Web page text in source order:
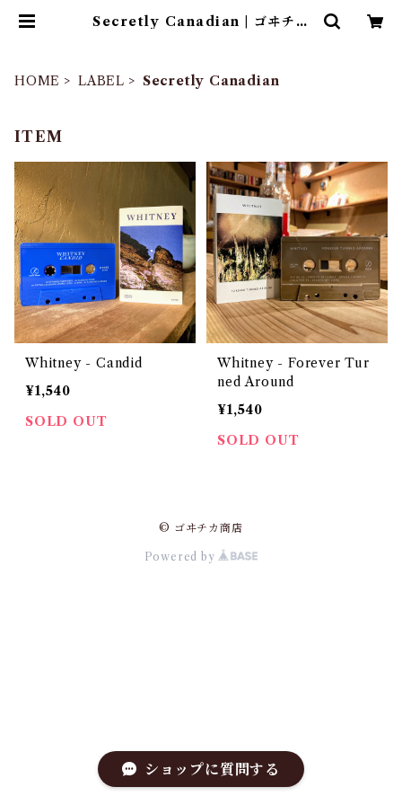
Secretly Canadian | ゴヰチカ
HOME LABEL Secretly Canadian
ITEM
Whitney - Candid
¥1,540
SOLD OUT
Whitney - Forever Tur
ned Around
¥1,540
SOLD OUT
© ゴヰチカ商店
Powered by
ショップに質問する